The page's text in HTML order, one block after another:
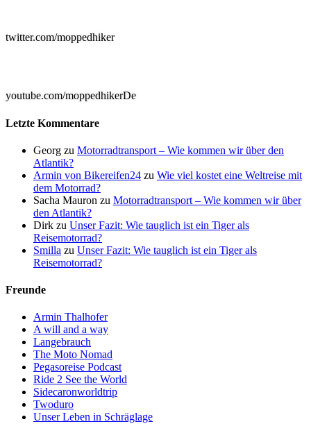
twitter.com/moppedhiker
youtube.com/moppedhikerDe
Letzte Kommentare
Georg zu Motorradtransport – Wie kommen wir über den
Atlantik?
Armin von Bikereifen24 zu Wie viel kostet eine Weltreise mit
dem Motorrad?
Sacha Mauron zu Motorradtransport – Wie kommen wir über
den Atlantik?
Dirk zu Unser Fazit: Wie tauglich ist ein Tiger als
Reisemotorrad?
Smilla zu Unser Fazit: Wie tauglich ist ein Tiger als
Reisemotorrad?
Freunde
Armin Thalhofer
A will and a way
Langebrauch
The Moto Nomad
Pegasoreise Podcast
Ride 2 See the World
Sidecaronworldtrip
Twoduro
Unser Leben in Schräglage